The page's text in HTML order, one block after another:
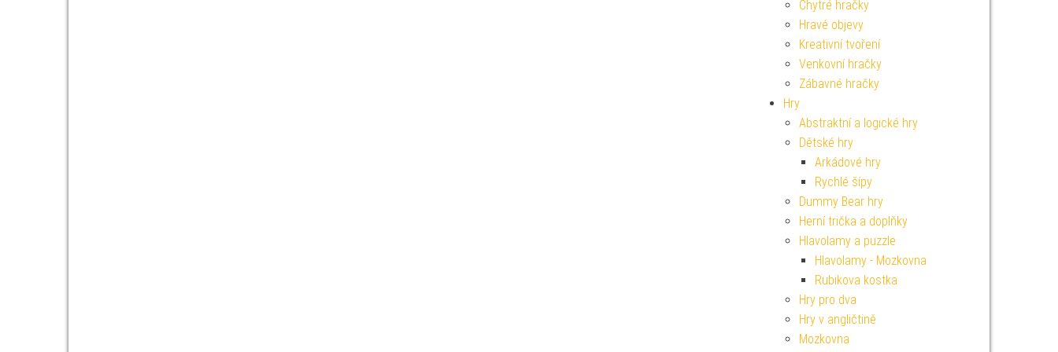
Chytré hračky
Hravé objevy
Kreativní tvoření
Venkovní hračky
Zábavné hračky
Hry
Abstraktní a logické hry
Dětské hry
Arkádové hry
Rychlé šípy
Dummy Bear hry
Herní trička a doplňky
Hlavolamy a puzzle
Hlavolamy - Mozkovna
Rubikova kostka
Hry pro dva
Hry v angličtině
Mozkovna